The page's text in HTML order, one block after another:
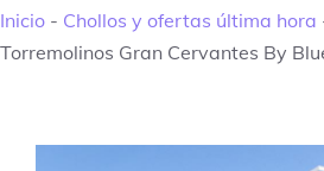
Inicio - Chollos y ofertas última hora
Torremolinos Gran Cervantes By